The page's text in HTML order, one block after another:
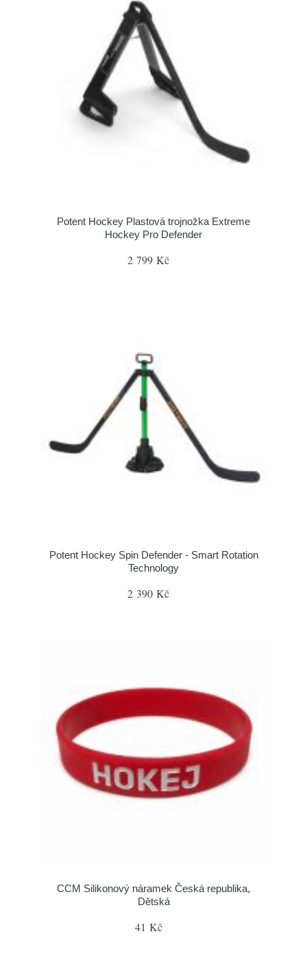
Potent Hockey Plastová trojnožka Extreme
Hockey Pro Defender
2 799 Kč
Potent Hockey Spin Defender - Smart Rotation
Technology
2 390 Kč
CCM Silikonový náramek Česká republika,
Dětská
41 Kč